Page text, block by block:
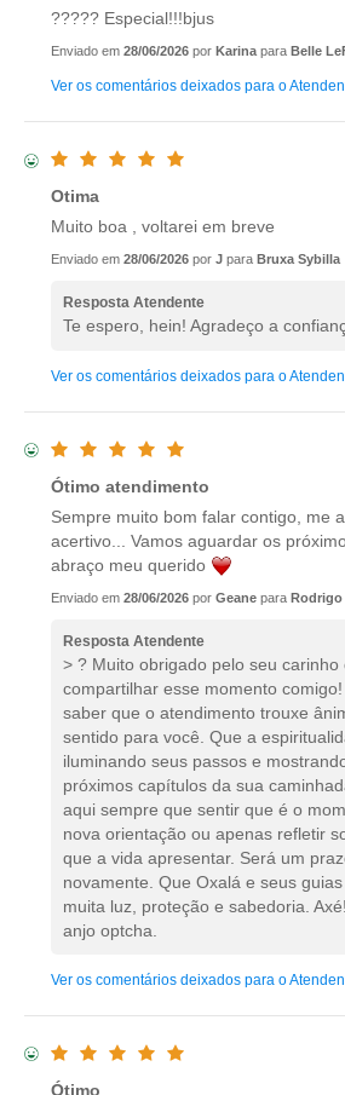
????? Especial!!!bjus
Enviado em 28/06/2026 por Karina para Belle
Ver os comentários deixados para o
Otima
Muito boa , voltarei em breve
Enviado em 28/06/2026 por J para Bruxa Sybilla
Resposta Atendente
Te espero, hein! Agradeço a
Ver os comentários deixados para o
Ótimo atendimento
Sempre muito bom falar contigo, me
acertivo... Vamos aguardar os
abraço meu querido
Enviado em 28/06/2026 por Geane para Rodrigo
Resposta Atendente
> ? Muito obrigado pelo seu carinho
compartilhar esse momento
saber que o atendimento trouxe
sentido para você. Que a
iluminando seus passos e
próximos capítulos da sua
aqui sempre que sentir que é o
nova orientação ou apenas refletir
que a vida apresentar. Será um
novamente. Que Oxalá e seus
muita luz, proteção e sabedoria.
anjo optcha.
Ver os comentários deixados para o
Ótimo